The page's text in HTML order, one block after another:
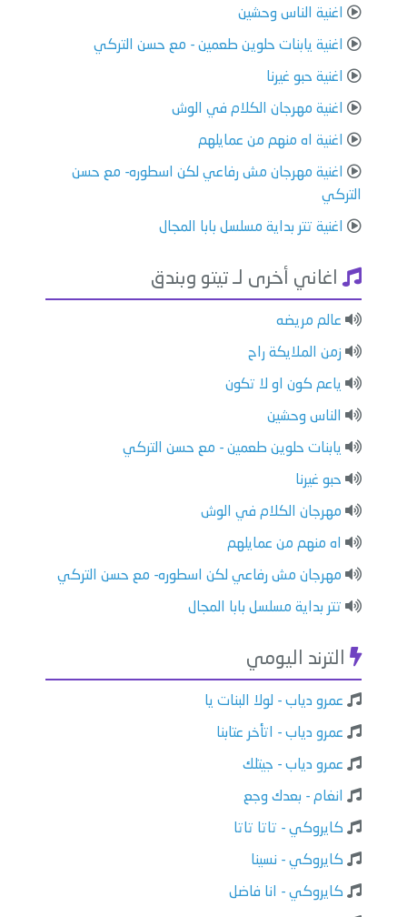
اغنية الناس وحشين
اغنية يابنات حلوين طعمين - مع حسن التركي
اغنية حبو غيرنا
اغنية مهرجان الكلام في الوش
اغنية اه منهم من عمايلهم
اغنية مهرجان مش رفاعي لكن اسطوره- مع حسن
التركي
اغنية تتر بداية مسلسل بابا المجال
اغاني أخرى لـ تيتو وبندق
عالم مريضه
زمن الملايكة راح
ياعم كون او لا تكون
الناس وحشين
يابنات حلوين طعمين - مع حسن التركي
حبو غيرنا
مهرجان الكلام في الوش
اه منهم من عمايلهم
مهرجان مش رفاعي لكن اسطوره- مع حسن التركي
تتر بداية مسلسل بابا المجال
الترند اليومي
عمرو دياب - لولا البنات يا
عمرو دياب - اتأخر عتابنا
عمرو دياب - جيتلك
انغام - بعدك وجع
كايروكي - تاتا تاتا
كايروكي - نسينا
كايروكي - انا فاضل